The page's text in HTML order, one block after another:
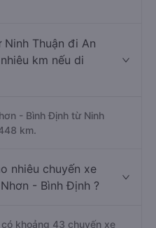
khoảng 6.7 tiếng, nếu mật
km nếu di
- Bình Định từ Ninh
km.
nhiêu chuyến xe